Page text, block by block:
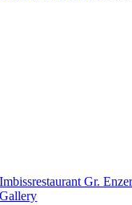
Imbissrestaurant Gr.
Gallery